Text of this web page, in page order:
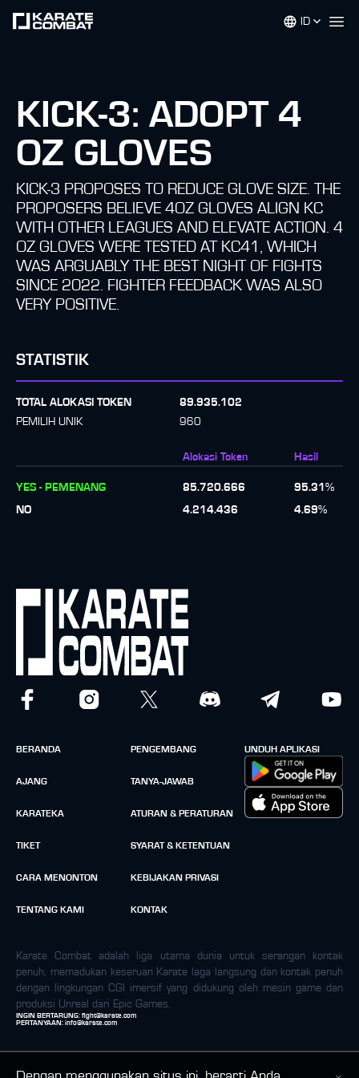
ID
KICK-3: ADOPT 4
OZ GLOVES
KICK-3 PROPOSES TO REDUCE GLOVE SIZE. THE
PROPOSERS BELIEVE 4OZ GLOVES ALIGN KC
WITH OTHER LEAGUES AND ELEVATE ACTION. 4
OZ GLOVES WERE TESTED AT KC41, WHICH
WAS ARGUABLY THE BEST NIGHT OF FIGHTS
SINCE 2022. FIGHTER FEEDBACK WAS ALSO
VERY POSITIVE.
STATISTIK
TOTAL ALOKASI TOKEN
89.935.102
PEMILIH UNIK
960
Alokasi Token Hasil
YES - PEMENANG 85.720.666 95.31 %
NO
4.214.436 4.69%
BERANDA
AJANG
KARATEKA
TIKET
CARA MENONTON
TENTANG KAMI
PENGEMBANG
TANYA-JAWAB
ATURAN & PERATURAN
SYARAT & KETENTUAN
KEBIJAKAN PRIVASI
KONTAK
UNDUH APLIKASI
Karate Combat adalah liga utama dunia untuk serangan kontak
penuh, memadukan keseruan Karate laga langsung dan kontak penuh
dengan lingkungan CGI imersif yang didukung oleh mesin game dan
produksi Unreal dari Epic Games.
INGIN BERTARUNG: fight@karate.com
PERTANYAAN: info@karate.com